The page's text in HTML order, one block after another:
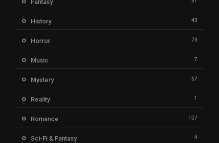
Fantasy
History 43
Horror 73
Music 7
Mystery 57
Reality 1
Romance 107
Sci-Fi & Fantasy 4